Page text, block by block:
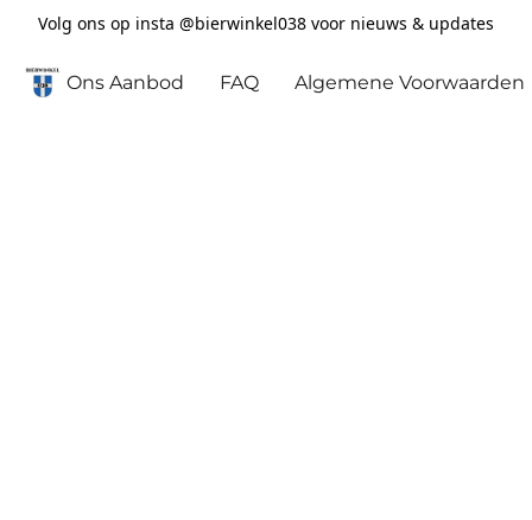
Volg ons op insta @bierwinkel038 voor nieuws & updates
Ons Aanbod FAQ Algemene Voorwaarden